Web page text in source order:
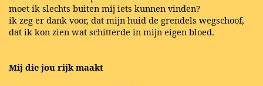
moet ik slechts buiten mij iets kunnen vinden?
ik zeg er dank voor, dat mijn huid de grendels wegschoof,
dat ik kon zien wat schitterde in mijn eigen bloed.
Mij die jou rijk maakt